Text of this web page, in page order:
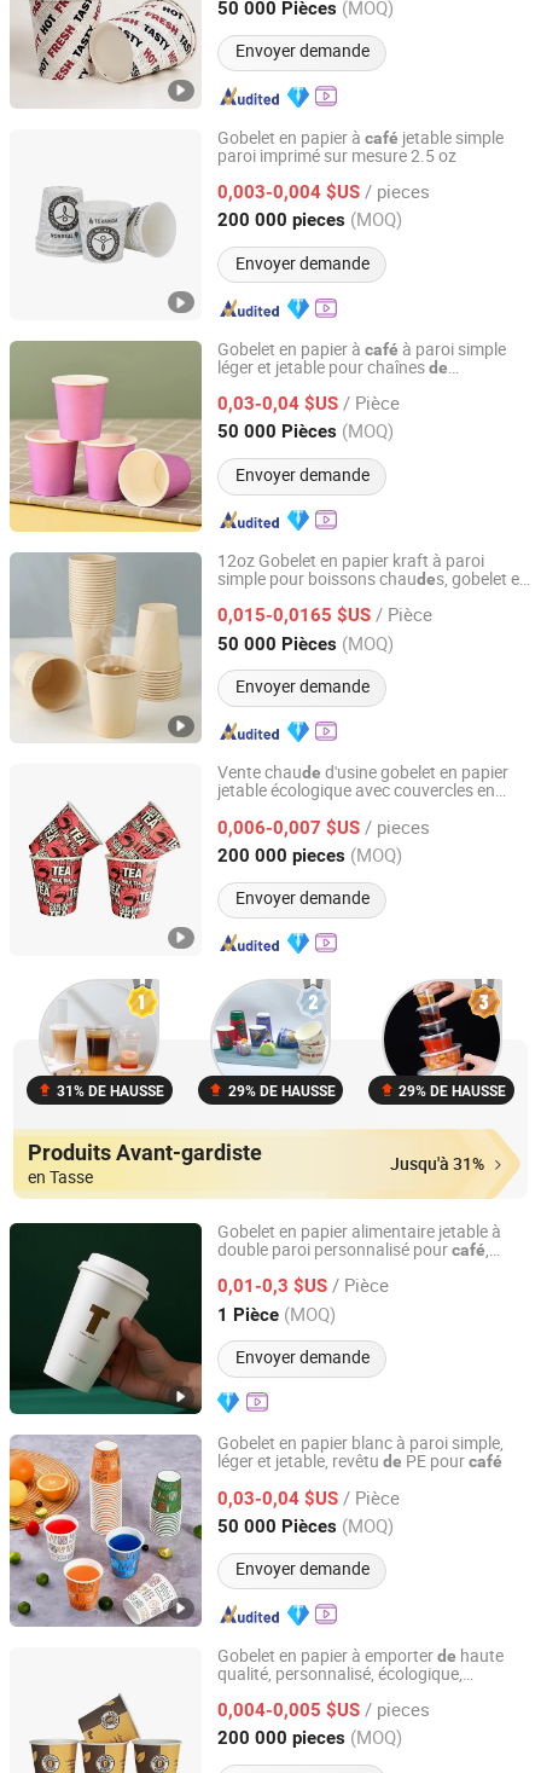
50 000 Pièces (MOQ)
Envoyer demande
Gobelet en papier à café jetable simple
paroi imprimé sur mesure 2.5 oz
0,003-0,004 $US / pieces
200 000 pieces (MOQ)
Envoyer demande
Anhui Kerui Import and Export Trading Co., Ltd.
Anhui, China Depuis 2024
Gobelet en papier à café à paroi simple
léger et jetable pour chaînesde
0,03-0,04 $US / Pièce
50 000 Pièces (MOQ)
Envoyer demande
Anhui Blum Paper & Plastic Co., Ltd.
Anhui, China Depuis 2025
12oz Gobelet en papier kraft à paroi
simple pour boissons chaudes, gobelet en
0,015-0,0165 $US / Pièce
50 000 Pièces (MOQ)
Envoyer demande
Changzhou Bio Hotel Supplies Co., Ltd.
Jiangsu, China Depuis 2021
Vente chaude d'usine gobelet en papier
jetable écologique avec couvercles en
0,006-0,007 $US / pieces
200 000 pieces (MOQ)
Envoyer demande
Anhui Kerui Import and Export Trading Co., Ltd.
Anhui, China Depuis 2024
31% DE HAUSSE 29% DE HAUSSE 29% DE HAUSSE
Produits Avant-gardiste
en Tasse
Jusqu'à 31%
Gobelet en papier alimentaire jetable à
double paroi personnalisé pourcafé,
0,01-0,3 $US / Pièce
1 Pièce (MOQ)
Envoyer demande
Wuxi Maiduo Technology Co., Ltd.
Jiangsu, China Depuis 2025
Gobelet en papier blanc à paroi simple,
léger et jetable, revêtu de PE pourcafé
0,03-0,04 $US / Pièce
50 000 Pièces (MOQ)
Envoyer demande
Anhui Blum Paper & Plastic Co., Ltd.
Anhui, China Depuis 2025
Gobelet en papier à emporterde haute
qualité, personnalisé, écologique,
chaud 4oz
0,004-0,005 $US / pieces
200 000 pieces (MOQ)
Anhui Kerui Import and Export Trading Co., Ltd.
Anhui, China Depuis 2024